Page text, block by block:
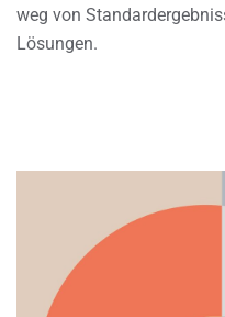
weg von
Lösungen.